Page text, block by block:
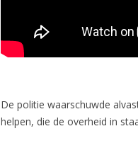
De politie waarschuwde
helpen, die de overheid in